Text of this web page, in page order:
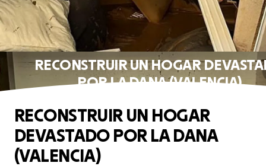
RECONSTRUIR UN HOGAR
POR LA DANA (VALENCIA)
RECONSTRUIR UN HOGAR
DEVASTADO POR LA DANA
(VALENCIA)